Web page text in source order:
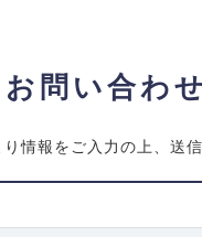
問い合わせ
情報をご入力の上、送信